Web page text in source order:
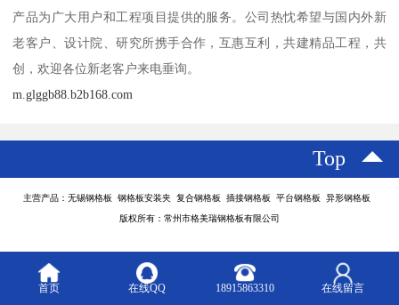
产品为广大用户和工程项目提供的服务。公司热忱希望与国内外新
老客户、设计院、研究所携手合作，互惠互利，共建精品工程，共
创，欢迎各位新老客户来电垂询。
m.glggb88.b2b168.com
Top
主营产品：无锡钢格板 钢格板安装夹 复合钢格板 插接钢格板 平台钢格板 异形钢格板
版权所有：常州市格美瑞钢格板有限公司
首页 在线QQ 18915863310 在线留言